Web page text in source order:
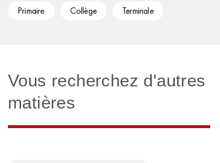
Primaire Collège Terminale
Vous recherchez d'autres
matières